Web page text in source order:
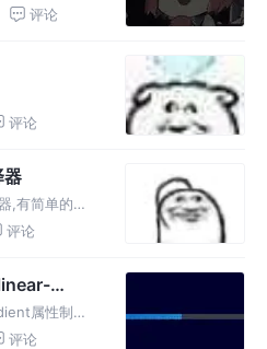
MM-DD,转
评论
,简陋且粗暴
评论
器
,有简单的动
来实现平
动就
评论
属性制造
层负责灰色灰
评论